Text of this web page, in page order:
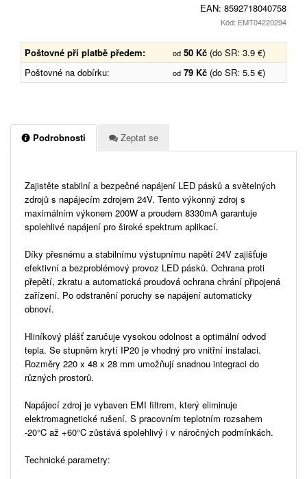
EAN: 8592718040758
Kód: EMT04220294
Poštovné při platbě předem: od 50 Kč (do SR: 3.9 €)
Poštovné na dobírku:
od 79 Kč (do SR: 5.5 €)
Podrobnosti Zeptat se
Zajistěte stabilní a bezpečné napájení LED pásků a světelných
zdrojů s napájecím zdrojem 24V. Tento výkonný zdroj s
maximálním výkonem 200W a proudem 8330mA garantuje
spolehlivé napájení pro široké spektrum aplikací.
Díky přesnému a stabilnímu výstupnímu napětí 24V zajišťuje
efektivní a bezproblémový provoz LED pásků. Ochrana proti
přepětí, zkratu a automatická proudová ochrana chrání připojená
zařízení. Po odstranění poruchy se napájení automaticky
obnoví.
Hliníkový plášť zaručuje vysokou odolnost a optimální odvod
tepla. Se stupněm krytí IP20 je vhodný pro vnitřní instalaci.
Rozměry 220 x 48 x 28 mm umožňují snadnou integraci do
různých prostorů.
Napájecí zdroj je vybaven EMI filtrem, který eliminuje
elektromagnetické rušení. S pracovním teplotním rozsahem
-20°C až +60°C zůstává spolehlivý i v náročných podmínkách.
Technické parametry: